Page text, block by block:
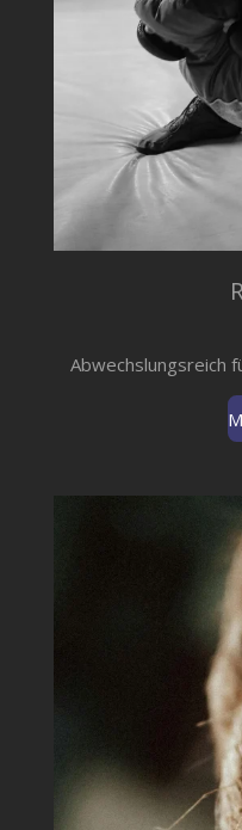
Abwechslungsreich